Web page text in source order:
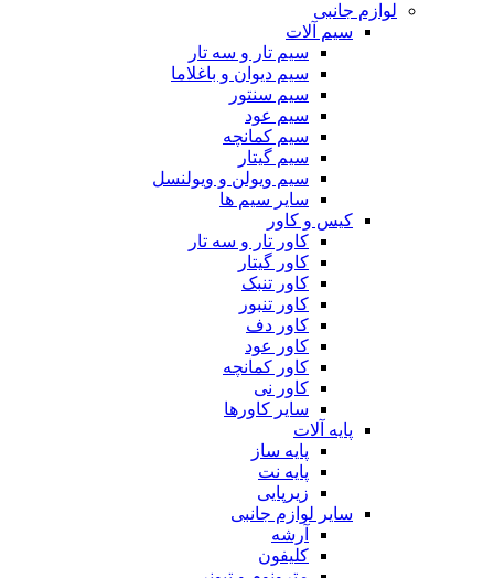
لوازم جانبی
سیم آلات
سیم تار و سه تار
سیم دیوان و باغلاما
سیم سنتور
سیم عود
سیم کمانچه
سیم گیتار
سیم ویولن و ویولنسل
سایر سیم ها
کیس و کاور
کاور تار و سه تار
کاور گیتار
کاور تنبک
کاور تنبور
کاور دف
کاور عود
کاور کمانچه
کاور نی
سایر کاورها
پایه آلات
پایه ساز
پایه نت
زیرپایی
سایر لوازم جانبی
آرشه
کلیفون